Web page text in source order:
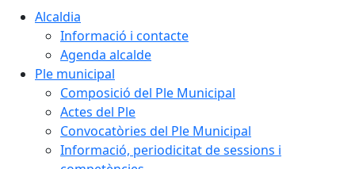
Alcaldia
Informació i contacte
Agenda alcalde
Ple municipal
Composició del Ple Municipal
Actes del Ple
Convocatòries del Ple Municipal
Informació, periodicitat de sessions i